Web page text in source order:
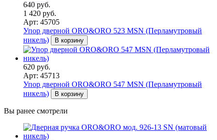
640 руб.
1 420 руб.
Арт: 45705
Упор дверной ORO&ORO 523 MSN (Перламутровый
никель)
В корзину
620 руб.
Арт: 45713
Упор дверной ORO&ORO 547 MSN (Перламутровый
никель)
В корзину
Вы ранее смотрели